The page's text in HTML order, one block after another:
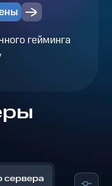
гейминга
сервера